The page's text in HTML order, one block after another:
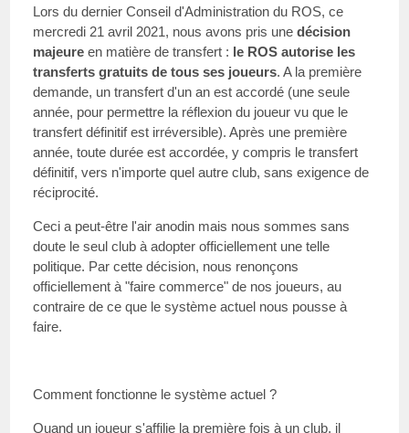
Lors du dernier Conseil d'Administration du ROS, ce
mercredi 21 avril 2021, nous avons pris unedécision
majeure en matière de transfert : le ROS autorise les
transferts gratuits de tous ses joueurs. A la première
demande, un transfert d'un an est accordé (une seule
année, pour permettre la réflexion du joueur vu que le
transfert définitif est irréversible). Après une première
année, toute durée est accordée, y compris le transfert
définitif, vers n'importe quel autre club, sans exigence de
réciprocité.
Ceci a peut-être l'air anodin mais nous sommes sans
doute le seul club à adopter officiellement une telle
politique. Par cette décision, nous renonçons
officiellement à "faire commerce" de nos joueurs, au
contraire de ce que le système actuel nous pousse à
faire.
Comment fonctionne le système actuel ?
Quand un joueur s'affilie la première fois à un club, il